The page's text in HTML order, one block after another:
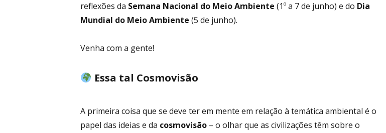
reflexões da Semana Nacional do Meio Ambiente (1º a 7 de junho) e do Dia
Mundial do Meio Ambiente (5 de junho).
Venha com a gente!
Essa tal Cosmovisão
A primeira coisa que se deve ter em mente em relação à temática ambiental é o
papel das ideias e da cosmovisão – o olhar que as civilizações têm sobre o